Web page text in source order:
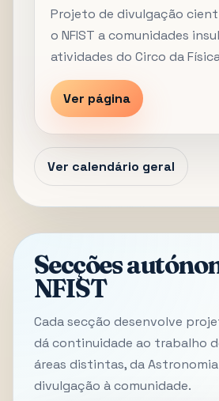
Projeto de divulgação
o NFIST a comunidades
atividades do Circo da
Ver página
Ver calendário geral
Secções
NFIST
Cada secção desenvolve
dá continuidade ao trabalho
áreas distintas, da
divulgação à comunidade.